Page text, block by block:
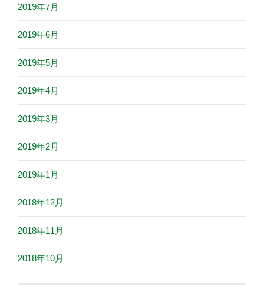
2019年7月
2019年6月
2019年5月
2019年4月
2019年3月
2019年2月
2019年1月
2018年12月
2018年11月
2018年10月